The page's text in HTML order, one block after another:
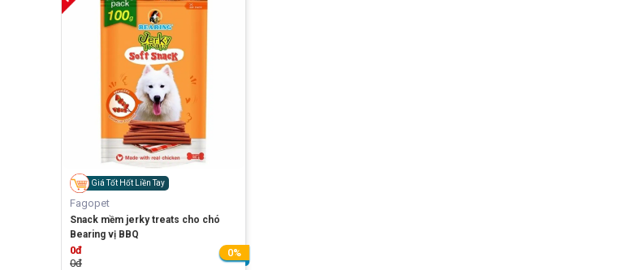
Giá Tốt Hốt Liền Tay
Fagopet
Snack mềm jerky treats cho chó
Bearing vị BBQ
0đ
0đ
0%